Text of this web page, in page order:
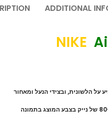
ADDITIONAL
NIKE
על הלשונית, ובצידי הנעל ומאחור